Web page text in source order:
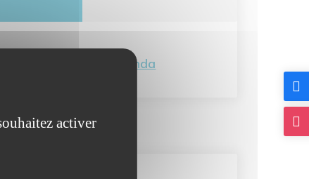
Tout l'agenda
activer